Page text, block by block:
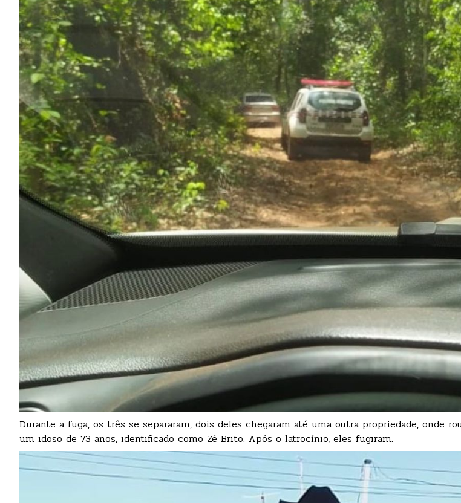
Durante a fuga, os três se separaram, dois deles chegaram até uma outra propriedade, onde
um idoso de 73 anos, identificado como Zé Brito. Após o latrocínio, eles fugiram.